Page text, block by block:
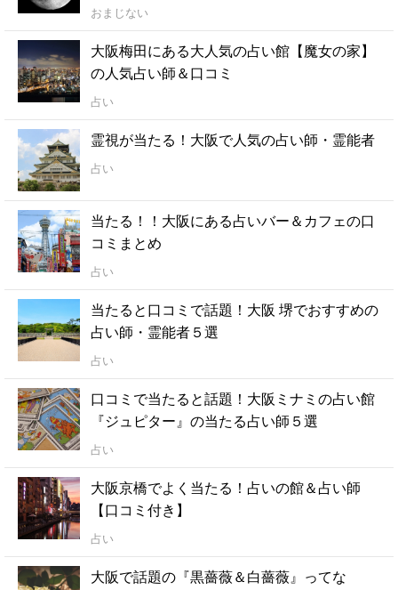
おまじない
大阪梅田にある大人気の占い館【魔女の家】
の人気占い師＆口コミ
占い
霊視が当たる！大阪で人気の占い師・霊能者
占い
当たる！！大阪にある占いバー＆カフェの口
コミまとめ
占い
当たると口コミで話題！大阪 堺でおすすめの
占い師・霊能者５選
占い
口コミで当たると話題！大阪ミナミの占い館
『ジュピター』の当たる占い師５選
占い
大阪京橋でよく当たる！占いの館＆占い師
【口コミ付き】
占い
大阪で話題の『黒薔薇＆白薔薇』ってな